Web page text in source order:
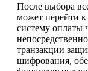
После выбора
может перейти
систему оплаты
транзакции
шифрования,